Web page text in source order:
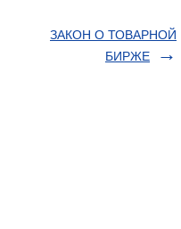
ЗАКОН О ТОВАРНОЙ
БИРЖЕ